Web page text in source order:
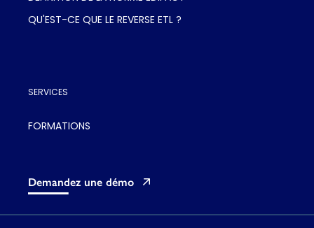
QU'EST-CE QUE LE REVERSE ETL ?
SERVICES
FORMATIONS
Demandez une démo